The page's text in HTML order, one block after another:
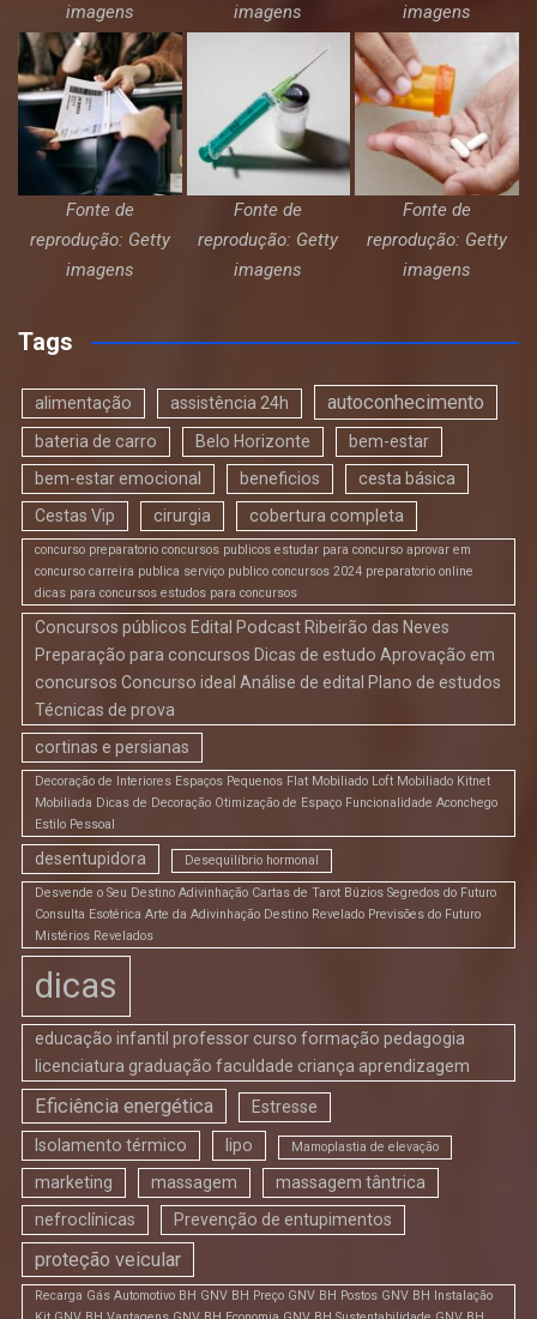
imagens
imagens
imagens
Fonte de
reprodução: Getty
imagens
Fonte de
reprodução: Getty
imagens
Fonte de
reprodução: Getty
imagens
Tags
alimentação assistência 24h autoconhecimento
bateria de carro Belo Horizonte
bem-estar
bem-estar emocional
beneficios
cesta básica
Cestas Vip
cirurgia cobertura completa
concurso preparatorio concursos publicos estudar para concurso aprovar em
concurso carreira publica serviço publico concursos 2024 preparatorio online
dicas para concursos estudos para concursos
Concursos públicos Edital Podcast Ribeirão das Neves
Preparação para concursos Dicas de estudo Aprovação em
concursos Concurso ideal Análise de edital Plano de estudos
Técnicas de prova
cortinas e persianas
Decoração de Interiores Espaços Pequenos Flat Mobiliado Loft Mobiliado Kitnet
Mobiliada Dicas de Decoração Otimização de Espaço Funcionalidade Aconchego
Estilo Pessoal
desentupidora Desequilíbrio hormonal
Desvende o Seu Destino Adivinhação Cartas de Tarot Búzios Segredos do Futuro
Consulta Esotérica Arte da Adivinhação Destino Revelado Previsões do Futuro
Mistérios Revelados
dicas
educação infantil professor curso formação pedagogia
licenciatura graduação faculdade criança aprendizagem
Eficiência energética
Estresse
Isolamento térmico
lipo Mamoplastia de elevação
marketing massagem
massagem tântrica
nefroclínicas
Prevenção de entupimentos
proteção veicular
Recarga Gás Automotivo BH GNV BH Preço GNV BH Postos GNV BH Instalação